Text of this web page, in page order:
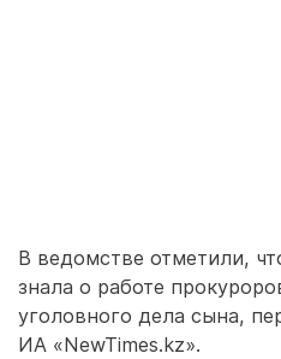
В ведомстве отметили,
знала о работе
уголовного дела сына,
ИА «NewTimes.kz».